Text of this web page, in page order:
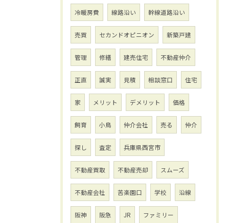
冷暖房費 線路沿い 幹線道路沿い
売買 セカンドオピニオン 新築戸建
管理 修繕 建売住宅 不動産仲介
正直 誠実 見積 相談窓口 住宅
家 メリット デメリット 価格
飼育 小鳥 仲介会社 売る 仲介
探し 査定 兵庫県西宮市
不動産買取 不動産売却 スムーズ
不動産会社 苦楽園口 学校 沿線
阪神 阪急 JR ファミリー